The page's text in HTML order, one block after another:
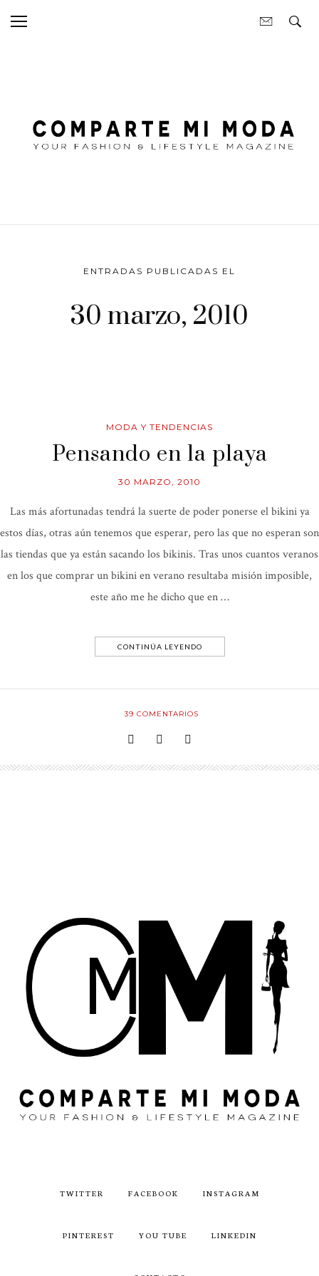
ENTRADAS PUBLICADAS EL
30 marzo, 2010
MODA Y TENDENCIAS
Pensando en la playa
30 MARZO, 2010
Las más afortunadas tendrá la suerte de poder ponerse el bikini ya
estos días, otras aún tenemos que esperar, pero las que no esperan son
las tiendas que ya están sacando los bikinis. Tras unos cuantos veranos
en los que comprar un bikini en verano resultaba misión imposible,
este año me he dicho que en …
CONTINÚA LEYENDO
39 COMENTARIOS
TWITTER FACEBOOK INSTAGRAM
PINTEREST YOU TUBE LINKEDIN